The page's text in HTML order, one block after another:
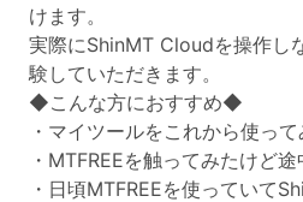
けます。
実際にShinMT Cloudを操作し
験していただきます。
◆こんな方におすすめ◆
・マイツールをこれから使っ
・MTFREEを触ってみたけど
・日頃MTFREEを使っていて